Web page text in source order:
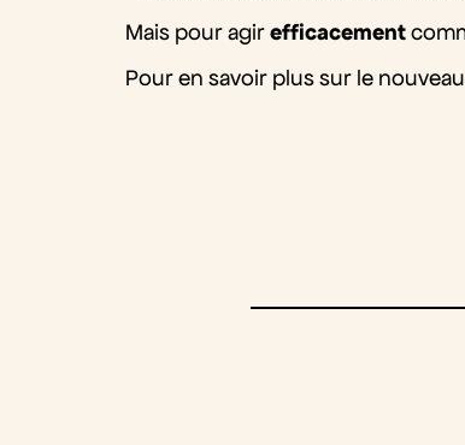
Mais pour agirefficacement
Pour en savoir plus sur le